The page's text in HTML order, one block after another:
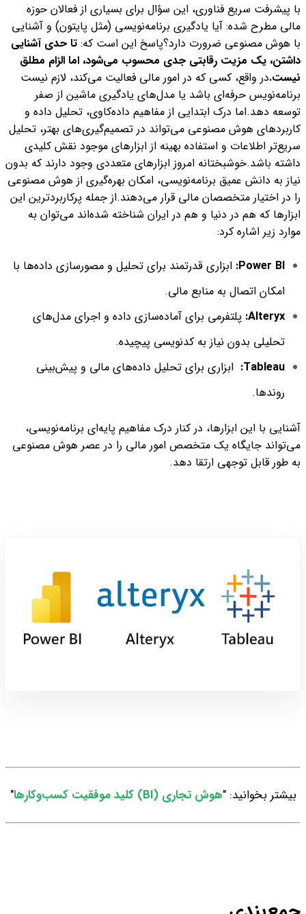
با پیشرفت سریع فناوری، این سؤال برای بسیاری از فعالان حوزه
مالی مطرح شده: آیا یادگیری برنامه‌نویسی (مثل پایتون) و آشنایی
با هوش مصنوعی ضرورت دارد؟پاسخ این است که: تا حدی آشنایی
داشتن، یک مزیت رقابتی جدی محسوب می‌شود، اما الزام مطلق
نیست.در واقع، کسی که در امور مالی فعالیت می‌کند، لازم نیست
برنامه‌نویس حرفه‌ای باشد یا مدل‌های یادگیری ماشین از صفر
توسعه دهد.اما درک ابتدایی از مفاهیم داده‌کاوی، تحلیل داده و
کاربردهای هوش مصنوعی می‌تواند در تصمیم‌گیری‌های بهتر، تحلیل
سریع‌تر اطلاعات و استفاده بهینه از ابزارهای موجود نقش کلیدی
داشته باشد.خوشبختانه امروز ابزارهای متعددی وجود دارند که بدون
نیاز به دانش عمیق برنامه‌نویسی، امکان بهره‌گیری از هوش مصنوعی
را در اختیار متخصصان مالی قرار می‌دهند.از جمله پرکاربردترین این
ابزارها که هم در دنیا و هم در ایران شناخته شده‌اند می‌توان به
موارد زیر اشاره کرد:
Power BI: ابزاری قدرتمند برای تحلیل و مصورسازی داده‌ها با
امکان اتصال به منابع مالی.
Alteryx: پلتفرمی برای آماده‌سازی داده و اجرای مدل‌های
تحلیلی بدون نیاز به کدنویسی پیچیده.
Tableau: ابزاری برای تحلیل داده‌های مالی و پیش‌بینی
روندها.
آشنایی با این ابزارها، در کنار درک مفاهیم پایه‌ای برنامه‌نویسی،
می‌تواند جایگاه یک متخصص امور مالی را در عصر هوش مصنوعی
به طور قابل توجهی ارتقا دهد.
بیشتر بخوانید: "هوش تجاری (BI) کلید موفقیت کسب‌وکارها "